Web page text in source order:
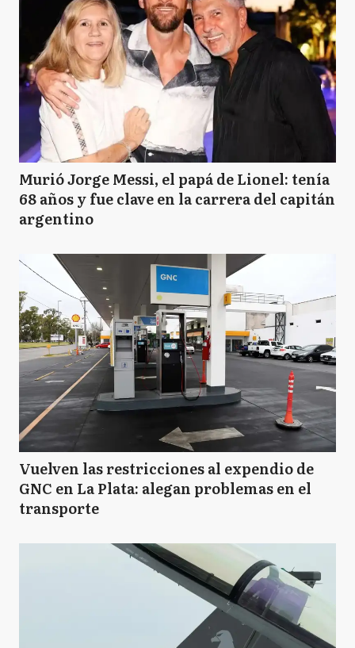
Murió Jorge Messi, el papá de Lionel: tenía
68 años y fue clave en la carrera del capitán
argentino
Vuelven las restricciones al expendio de
GNC en La Plata: alegan problemas en el
transporte